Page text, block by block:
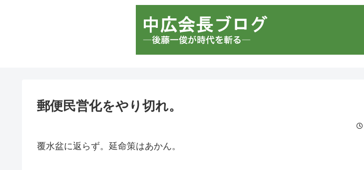
郵便民営化をやり切れ。
覆水盆に返らず。延命策はあかん。